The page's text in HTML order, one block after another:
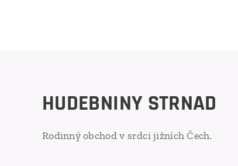
HUDEBNINY STRNAD
Rodinný obchod v srdci jižních Čech.